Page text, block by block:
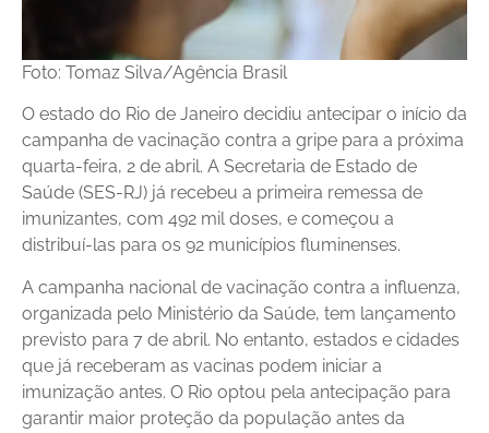
Foto: Tomaz Silva/Agência Brasil
O estado do Rio de Janeiro decidiu antecipar o início da
campanha de vacinação contra a gripe para a próxima
quarta-feira, 2 de abril. A Secretaria de Estado de
Saúde (SES-RJ) já recebeu a primeira remessa de
imunizantes, com 492 mil doses, e começou a
distribuí-las para os 92 municípios fluminenses.
A campanha nacional de vacinação contra a influenza,
organizada pelo Ministério da Saúde, tem lançamento
previsto para 7 de abril. No entanto, estados e cidades
que já receberam as vacinas podem iniciar a
imunização antes. O Rio optou pela antecipação para
garantir maior proteção da população antes da